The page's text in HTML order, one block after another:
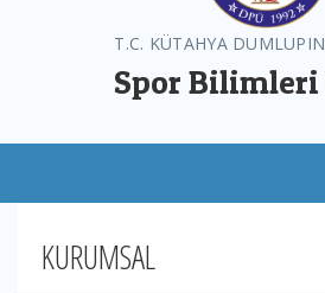
T.C. KÜTAHYA
Spor
KURUMSAL